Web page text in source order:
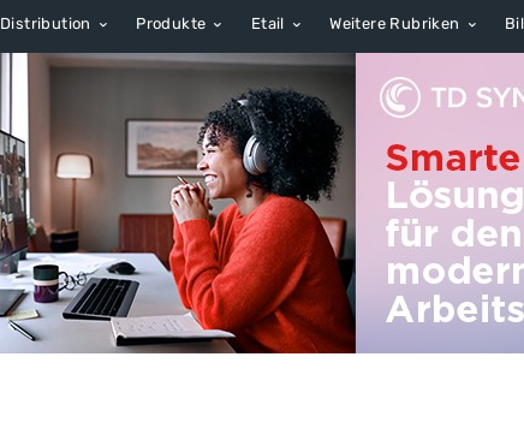
Distribution Produkte Etail Weitere Rubriken